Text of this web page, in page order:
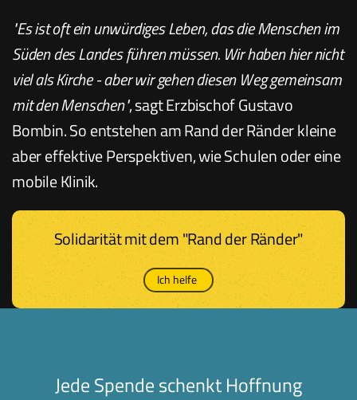
Es ist oft ein unwürdiges Leben, das die Menschen im
Süden des Landes führen müssen. Wir haben hier nicht
viel als Kirche - aber wir gehen diesen Weg gemeinsam
mit den Menschen, sagt Erzbischof Gustavo
Bombin. So entstehen am Rand der Ränder kleine
aber effektive Perspektiven, wie Schulen oder eine
mobile Klinik.
Solidarität mit dem "Rand der Ränder"
Ich helfe
Jede Spende schenkt Hoffnung